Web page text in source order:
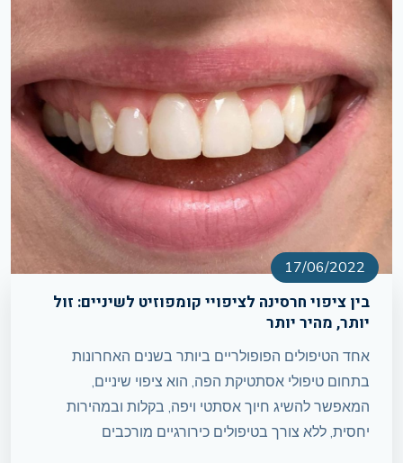
17/06/2022
בין ציפוי חרסינה לציפויי קומפוזיט לשיניים: זול
יותר, מהיר יותר
אחד הטיפולים הפופולריים ביותר בשנים האחרונות
בתחום טיפולי אסתטיקת הפה, הוא ציפוי שיניים,
המאפשר להשיג חיוך אסתטי ויפה, בקלות ובמהירות
יחסית, ללא צורך בטיפולים כירורגיים מורכבים